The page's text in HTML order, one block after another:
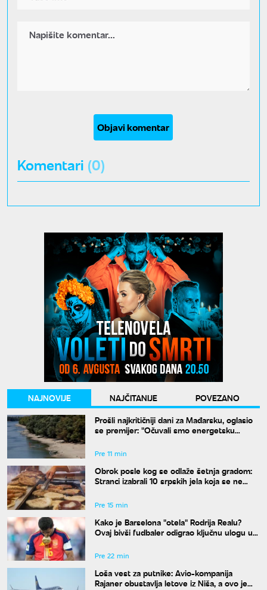
Objavi komentar
Komentari (0)
NAJNOVIJE NAJČITANIJE
POVEZANO
Prošli najkritičniji dani za Mađarsku, oglasio
se premijer: "Očuvali smo energetsku
Pre 11 min
Obrok posle kog se odlaže šetnja gradom:
Stranci izabrali 10 srpskih jela koja se ne
Pre 15 min
Kako je Barselona "otela" Rodrija Realu?
Ovaj bivši fudbaler odigrao ključnu ulogu u
Pre 22 min
Loša vest za putnike: Avio-kompanija
Rajaner obustavlja letove iz Niša, a ovo je